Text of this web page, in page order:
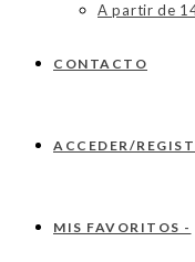
A partir de
CONTACTO
ACCEDER/
MIS FAVORITOS -